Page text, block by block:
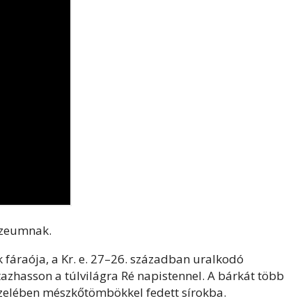
a Kr. e. 27–26. században uralkodó
a túlvilágra Ré napistennel. A bárkát több
mészkőtömbökkel fedett sírokba.